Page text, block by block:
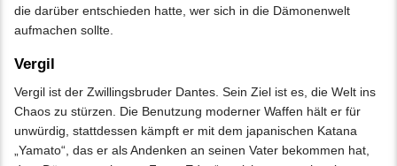
die darüber entschieden hatte, wer sich in die Dämonenwelt
aufmachen sollte.
Vergil
Vergil ist der Zwillingsbruder Dantes. Sein Ziel ist es, die Welt ins
Chaos zu stürzen. Die Benutzung moderner Waffen hält er für
unwürdig, stattdessen kämpft er mit dem japanischen Katana
„Yamato“, das er als Andenken an seinen Vater bekommen hat,